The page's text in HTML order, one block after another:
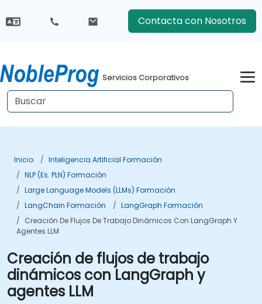
Contacta con Nosotros
Servicios Corporativos
Inicio
Inteligencia Artificial Formación
NLP (es. PLN) Formación
Large Language Models (LLMs) Formación
LangChain Formación
LangGraph Formación
Creación De Flujos De Trabajo Dinámicos Con LangGraph Y
Agentes LLM
Creación de flujos de trabajo
dinámicos con LangGraph y
agentes LLM